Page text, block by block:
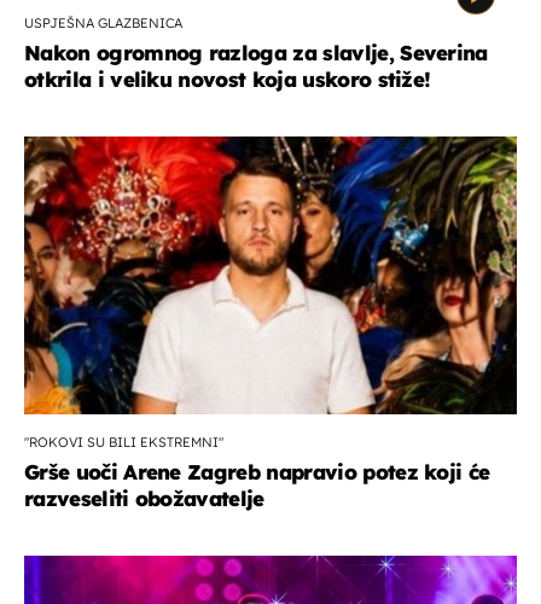
USPJEŠNA GLAZBENICA
Nakon ogromnog razloga za slavlje, Severina
otkrila i veliku novost koja uskoro stiže!
"ROKOVI SU BILI EKSTREMNI"
Grše uoči Arene Zagreb napravio potez koji će
razveseliti obožavatelje